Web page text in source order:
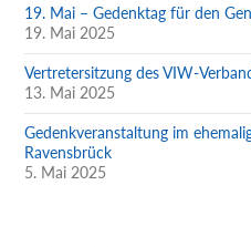
19. Mai – Gedenktag für den
19. Mai 2025
Vertretersitzung des VIW-
13. Mai 2025
Gedenkveranstaltung im
Ravensbrück
5. Mai 2025